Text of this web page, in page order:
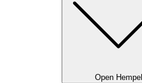
Open Hempel